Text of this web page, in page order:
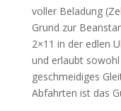
voller Beladung
Grund zur
2×11 in der edlen
und erlaubt
geschmeidiges
Abfahrten ist das